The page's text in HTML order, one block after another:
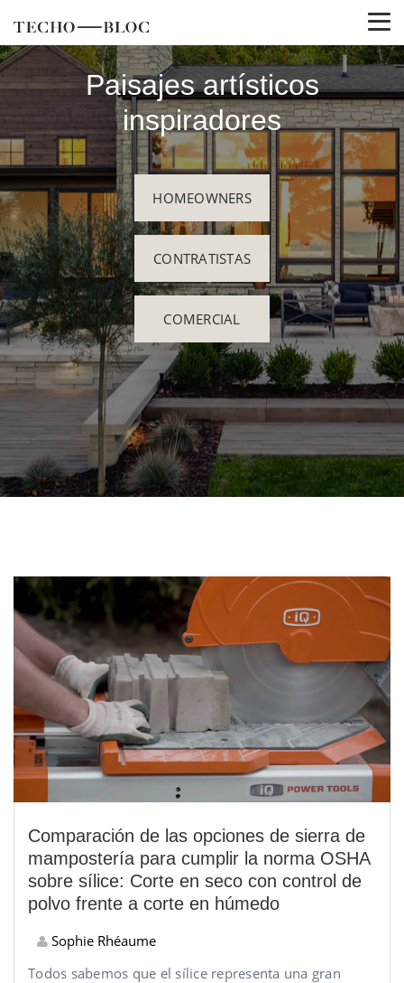
Paisajes artísticos
inspiradores
HOMEOWNERS
CONTRATISTAS
COMERCIAL
Comparación de las opciones de sierra de
mampostería para cumplir la norma OSHA
sobre sílice: Corte en seco con control de
polvo frente a corte en húmedo
Sophie Rhéaume
Todos sabemos que el sílice representa una gran